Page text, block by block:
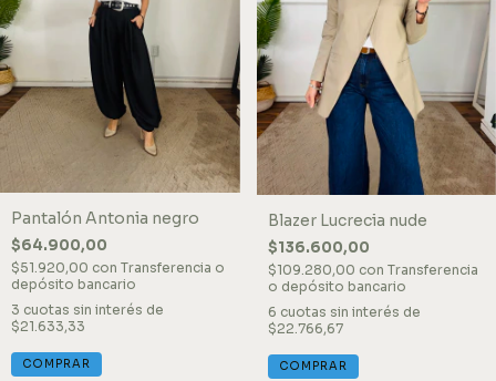
Pantalón Antonia negro
$64.900,00
$51.920,00 con Transferencia o
depósito bancario
3 cuotas sin interés de
$21.633,33
COMPRAR
Blazer Lucrecia nude
$136.600,00
$109.280,00 con Transferencia
o depósito bancario
6 cuotas sin interés de
$22.766,67
COMPRAR